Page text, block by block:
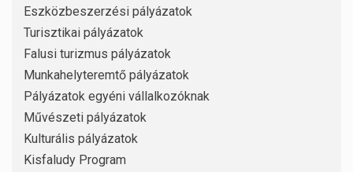
Eszközbeszerzési pályázatok
Turisztikai pályázatok
Falusi turizmus pályázatok
Munkahelyteremtő pályázatok
Pályázatok egyéni vállalkozóknak
Művészeti pályázatok
Kulturális pályázatok
Kisfaludy Program